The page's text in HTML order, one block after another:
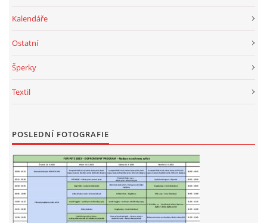
Kalendáře
Ostatní
Šperky
Textil
POSLEDNÍ FOTOGRAFIE